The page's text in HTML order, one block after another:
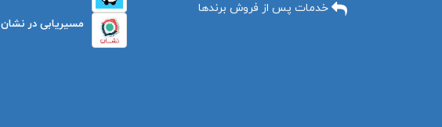
خدمات پس از فروش برندها
مسیریابی در نشان